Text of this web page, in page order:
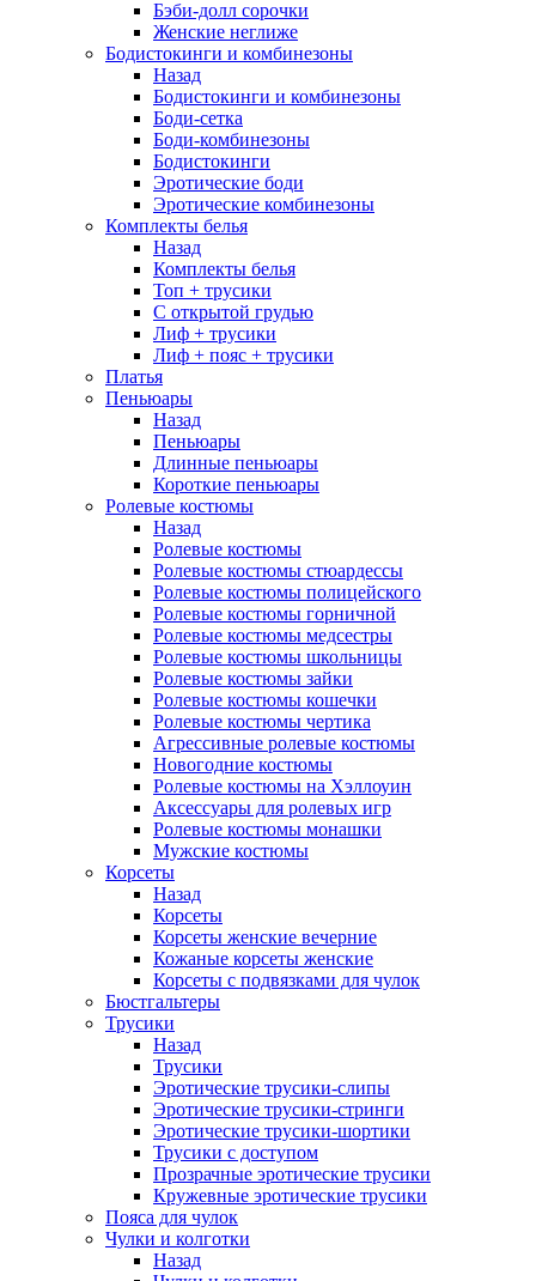
Бэби-долл сорочки
Женские неглиже
Бодистокинги и комбинезоны
Назад
Бодистокинги и комбинезоны
Боди-сетка
Боди-комбинезоны
Бодистокинги
Эротические боди
Эротические комбинезоны
Комплекты белья
Назад
Комплекты белья
Топ + трусики
С открытой грудью
Лиф + трусики
Лиф + пояс + трусики
Платья
Пеньюары
Назад
Пеньюары
Длинные пеньюары
Короткие пеньюары
Ролевые костюмы
Назад
Ролевые костюмы
Ролевые костюмы стюардессы
Ролевые костюмы полицейского
Ролевые костюмы горничной
Ролевые костюмы медсестры
Ролевые костюмы школьницы
Ролевые костюмы зайки
Ролевые костюмы кошечки
Ролевые костюмы чертика
Агрессивные ролевые костюмы
Новогодние костюмы
Ролевые костюмы на Хэллоуин
Аксессуары для ролевых игр
Ролевые костюмы монашки
Мужские костюмы
Корсеты
Назад
Корсеты
Корсеты женские вечерние
Кожаные корсеты женские
Корсеты с подвязками для чулок
Бюстгальтеры
Трусики
Назад
Трусики
Эротические трусики-слипы
Эротические трусики-стринги
Эротические трусики-шортики
Трусики с доступом
Прозрачные эротические трусики
Кружевные эротические трусики
Пояса для чулок
Чулки и колготки
Назад